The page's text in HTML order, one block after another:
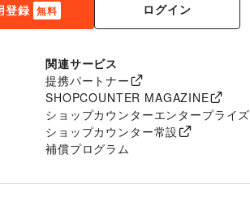
登録 無料 ログイン
関連サービス
提携パートナー
SHOPCOUNTER MAGAZINE
ショップカウンターエンタープライズ
ショップカウンター常設
補償プログラム